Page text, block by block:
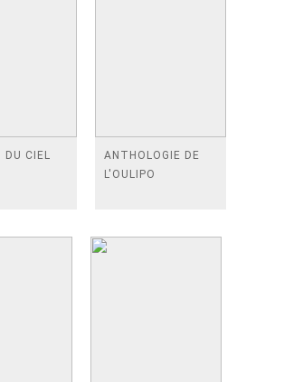
DU CIEL
ANTHOLOGIE DE
L'OULIPO